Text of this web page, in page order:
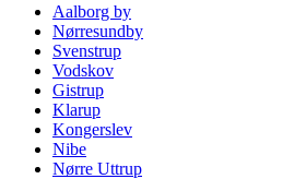
Aalborg by
Nørresundby
Svenstrup
Vodskov
Gistrup
Klarup
Kongerslev
Nibe
Nørre Uttrup